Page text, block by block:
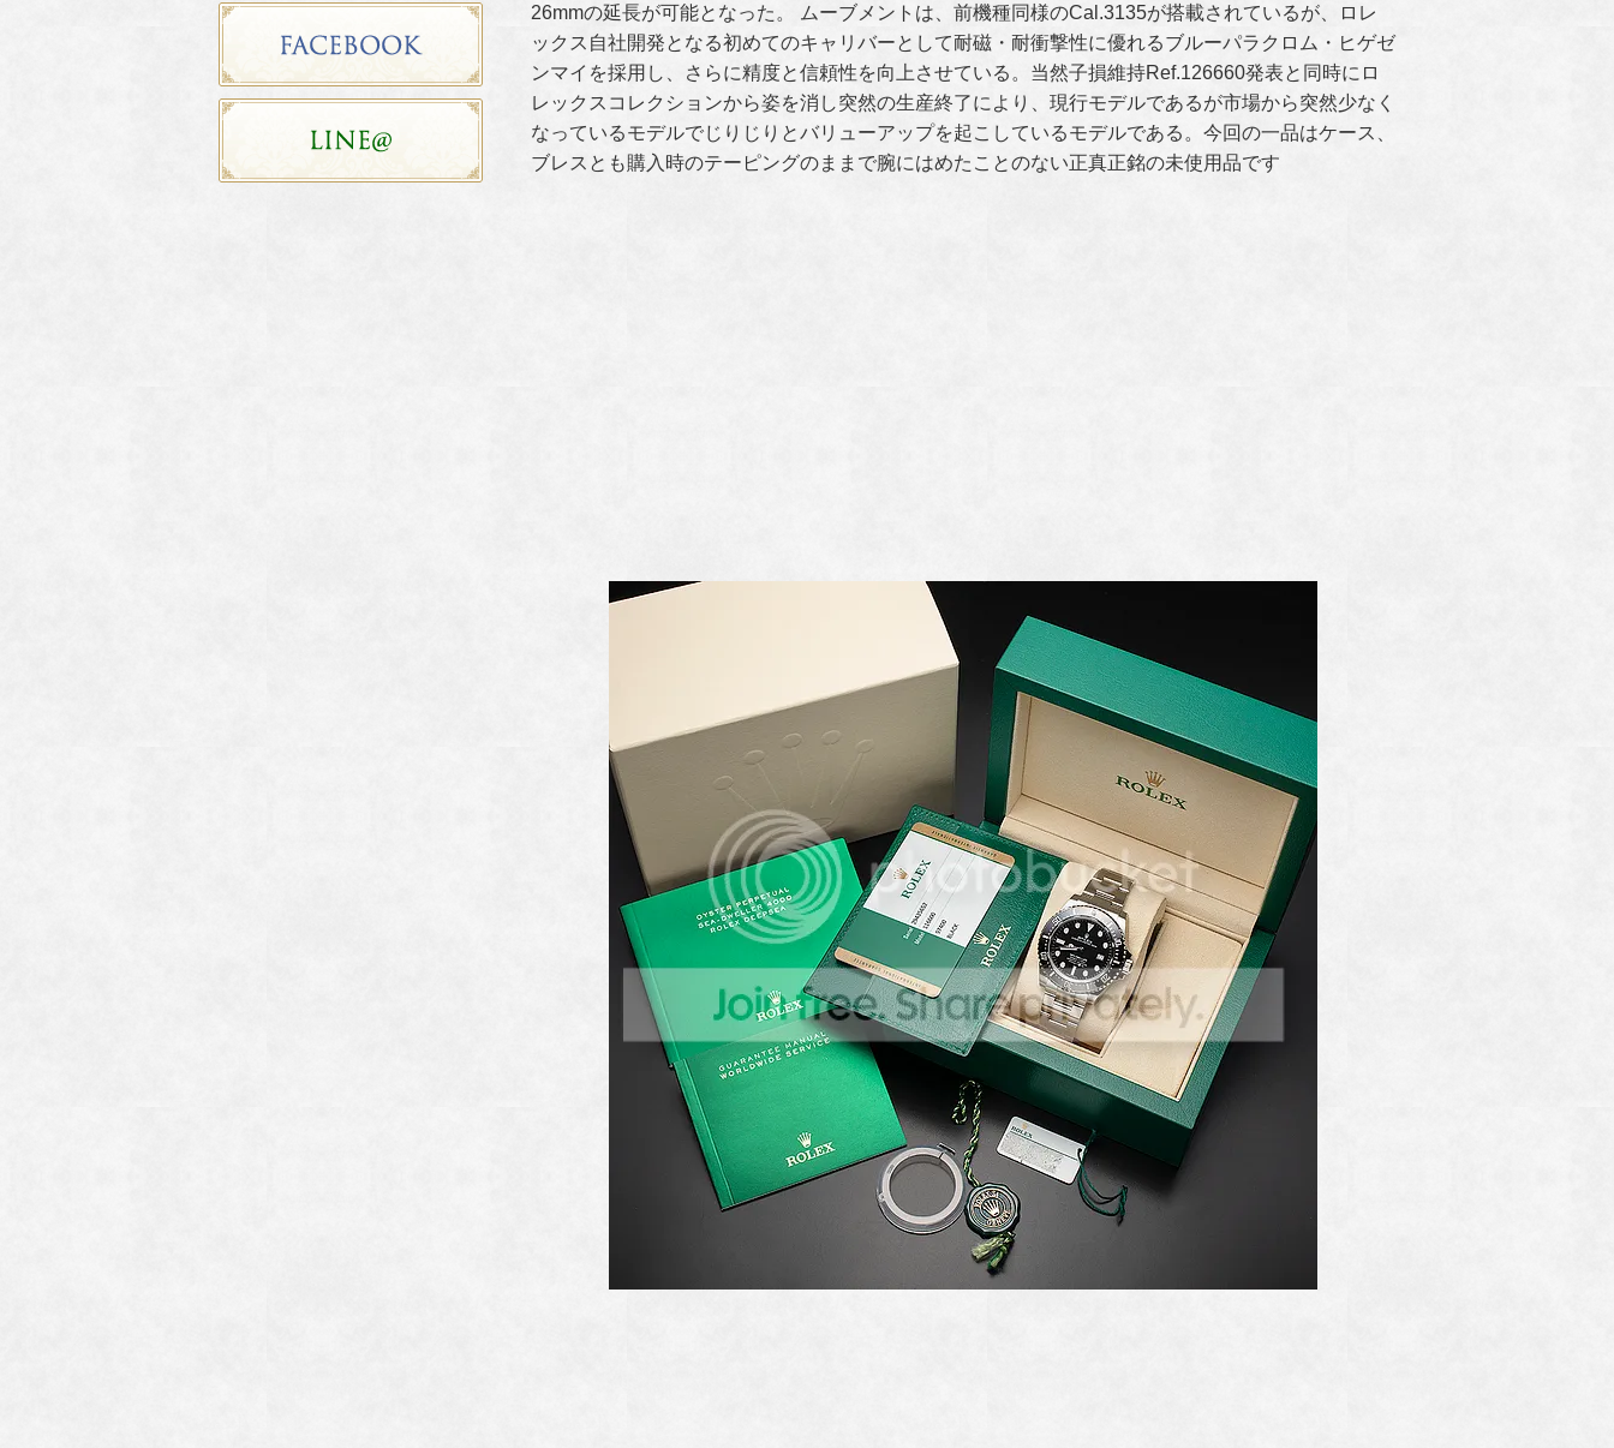
26mmの延長が可能となった。 ムーブメントは、前機種同様のCal.3135が搭載されているが、ロレ
ックス自社開発となる初めてのキャリバーとして耐磁・耐衝撃性に優れるブルーパラクロム・ヒゲゼ
ンマイを採用し、さらに精度と信頼性を向上させている。当然子損維持Ref.126660発表と同時にロ
レックスコレクションから姿を消し突然の生産終了により、現行モデルであるが市場から突然少なく
なっているモデルでじりじりとバリューアップを起こしているモデルである。今回の一品はケース、
ブレスとも購入時のテーピングのままで腕にはめたことのない正真正銘の未使用品です